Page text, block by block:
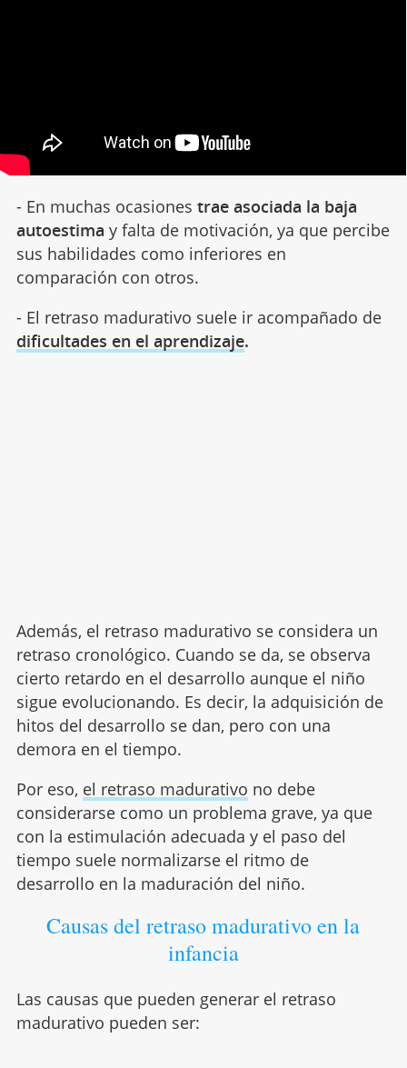
- En muchas ocasiones trae asociada la baja
autoestima y falta de motivación, ya que percibe
sus habilidades como inferiores en
comparación con otros.
- El retraso madurativo suele ir acompañado de
dificultades en el aprendizaje.
Además, el retraso madurativo se considera un
retraso cronológico. Cuando se da, se observa
cierto retardo en el desarrollo aunque el niño
sigue evolucionando. Es decir, la adquisición de
hitos del desarrollo se dan, pero con una
demora en el tiempo.
Por eso, el retraso madurativo no debe
considerarse como un problema grave, ya que
con la estimulación adecuada y el paso del
tiempo suele normalizarse el ritmo de
desarrollo en la maduración del niño.
Causas del retraso madurativo en la
infancia
Las causas que pueden generar el retraso
madurativo pueden ser: